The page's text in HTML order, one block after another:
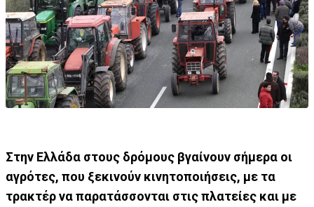
Στην Ελλάδα στους δρόμους βγαίνουν σήμερα οι
αγρότες, που ξεκινούν κινητοποιήσεις, με τα
τρακτέρ να παρατάσσονται στις πλατείες και με